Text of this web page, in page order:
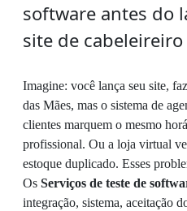
software antes do
site de cabeleireiro
Imagine: você lança seu site,
das Mães, mas o sistema de
clientes marquem o mesmo
profissional. Ou a loja virtual
estoque duplicado. Esses
Os Serviços de teste de
integração, sistema, aceitação